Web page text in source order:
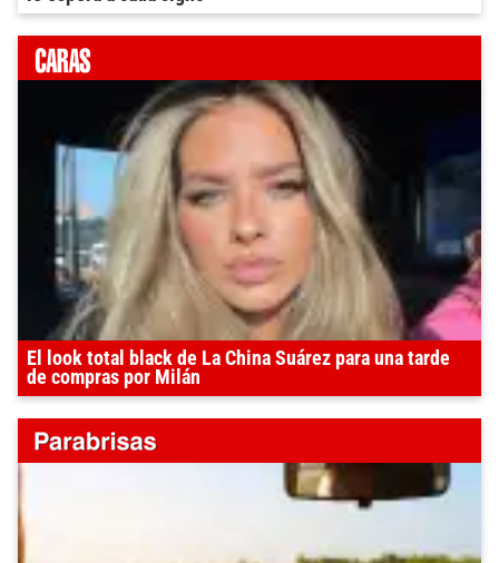
El look total black de La China Suárez para una tarde
de compras por Milán